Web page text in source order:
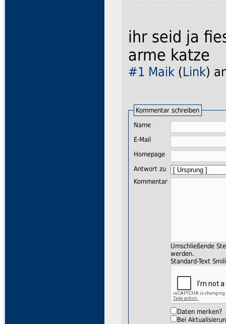
ihr seid ja
arme katze
#1 Maik (Link)
Kommentar schreiben
Name
E-Mail
Homepage
Antwort zu
Kommentar
Umschließende
werden.
Standard-Text
Daten merken?
Bei